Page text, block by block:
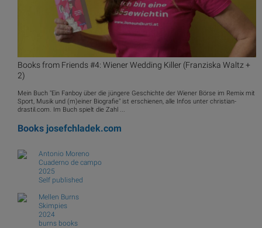
Books from Friends #4: Wiener Wedding Killer (Franziska Waltz +
2)
Mein Buch "Ein Fanboy über die jüngere Geschichte der Wiener Börse im Remix mit
Sport, Musik und (m)einer Biografie" ist erschienen, alle Infos unter christian-
drastil.com. Im Buch spielt die Zahl ...
Books josefchladek.com
Antonio Moreno
Cuaderno de campo
2025
Self published
Mellen Burns
Skimpies
2024
burns books